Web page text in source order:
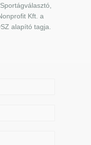
Kft. a
alapító tagja.